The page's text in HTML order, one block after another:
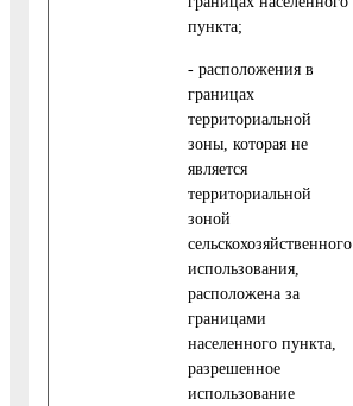
пункта;
- расположения в
границах
территориальной
зоны, которая не
является
территориальной
зоной
сельскохозяйственного
использования,
расположена за
границами
населенного пункта,
разрешенное
использование